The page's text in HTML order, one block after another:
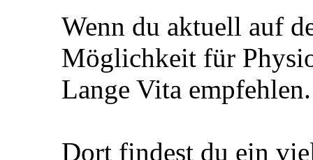
Wenn du aktuell auf
Möglichkeit für
Lange Vita empfehlen.
Dort findest du ein